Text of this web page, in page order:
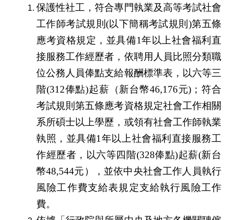
保護性社工，符合專門執業及高等考試社會
工作師考試規則 (以下簡稱考試規則 )第五條
應考資格規定，並具備1年以上社會福利直
接服務工作經歷者，依聘用人員比照分類職
位公務人員俸點支給報酬標準表，以六等三
階(312俸點)起薪（新台幣46,176元) ；符合
考試規則第五條應考資格規定社會工作相關
系所碩士以上學歷，或領有社會工作師執業
執照，並具備1 年以上社會福利直接服務工
作經歷者，以六等四階(328俸點)起薪(新台
幣48,544元），並依中央社會工作人員執行
風險工作費支給表規定支給執行風險工作
費。